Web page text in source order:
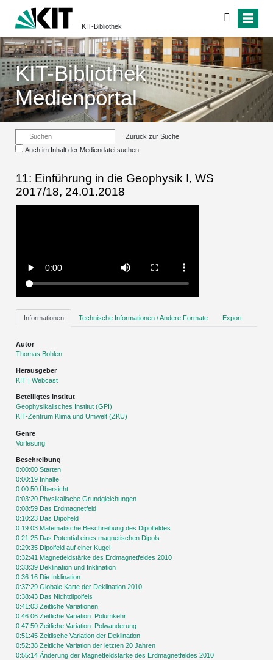
KIT-Bibliothek
KIT-Bibliothek
Medienportal
Zurück zur Suche
Auch im Inhalt der Mediendatei suchen
11: Einführung in die Geophysik I, WS
2017/18, 24.01.2018
Informationen Technische Informationen / Andere Formate Export
Autor
Thomas Bohlen
Herausgeber
KIT | Webcast
Beteiligtes Institut
Geophysikalisches Institut (GPI)
KIT-Zentrum Klima und Umwelt (ZKU)
Genre
Vorlesung
Beschreibung
0:00:00 Starten
0:00:19 Inhalte
0:00:50 Übersicht
0:03:20 Physikalische Grundgleichungen
0:08:59 Das Erdmagnetfeld
0:10:23 Das Dipolfeld
0:19:03 Matematische Beschreibung des Dipolfeldes
0:21:25 Das Potential eines magnetischen Dipols
0:29:35 Dipolfeld auf einer Kugel
0:32:41 Magnetfeldstärke des Erdmagnetfeldes 2010
0:33:39 Deklination und Inklination
0:36:16 Die Inklination
0:37:29 Globale Karte der Deklination 2010
0:38:43 Das Nichtdipolfels
0:41:03 Zeitliche Variationen
0:46:06 Zeitliche Variation: Polumkehr
0:47:50 Zeitliche Variation: Polwanderung
0:51:45 Zeitlische Variation der Deklination
0:52:38 Zeitliche Variation der letzten 20 Jahren
0:55:14 Änderung der Magnetfeldstärke des Erdmagnetfeldes 2010